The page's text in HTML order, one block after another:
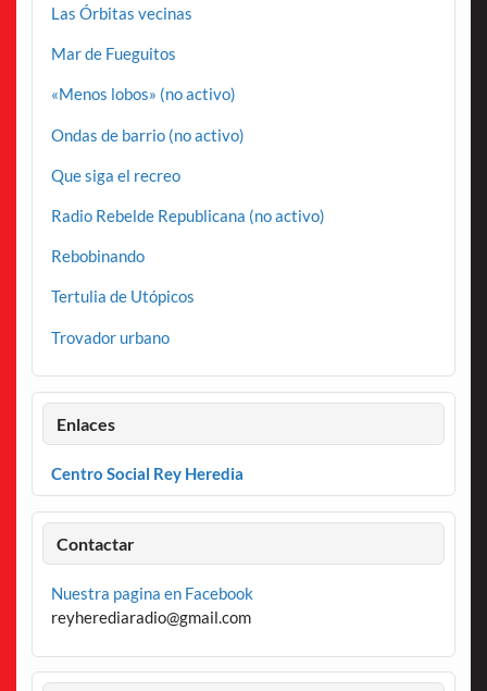
Las Órbitas vecinas
Mar de Fueguitos
«Menos lobos» (no activo)
Ondas de barrio (no activo)
Que siga el recreo
Radio Rebelde Republicana (no activo)
Rebobinando
Tertulia de Utópicos
Trovador urbano
Enlaces
Centro Social Rey Heredia
Contactar
Nuestra pagina en Facebook
reyherediaradio@gmail.com